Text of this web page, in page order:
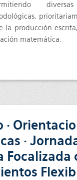
la producción
matemática.
·
·
Focalizada